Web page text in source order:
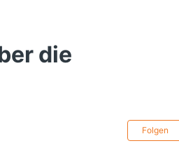
die
Folgen